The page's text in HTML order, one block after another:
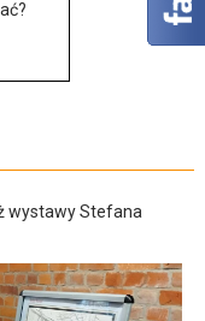
wystawy Stefana